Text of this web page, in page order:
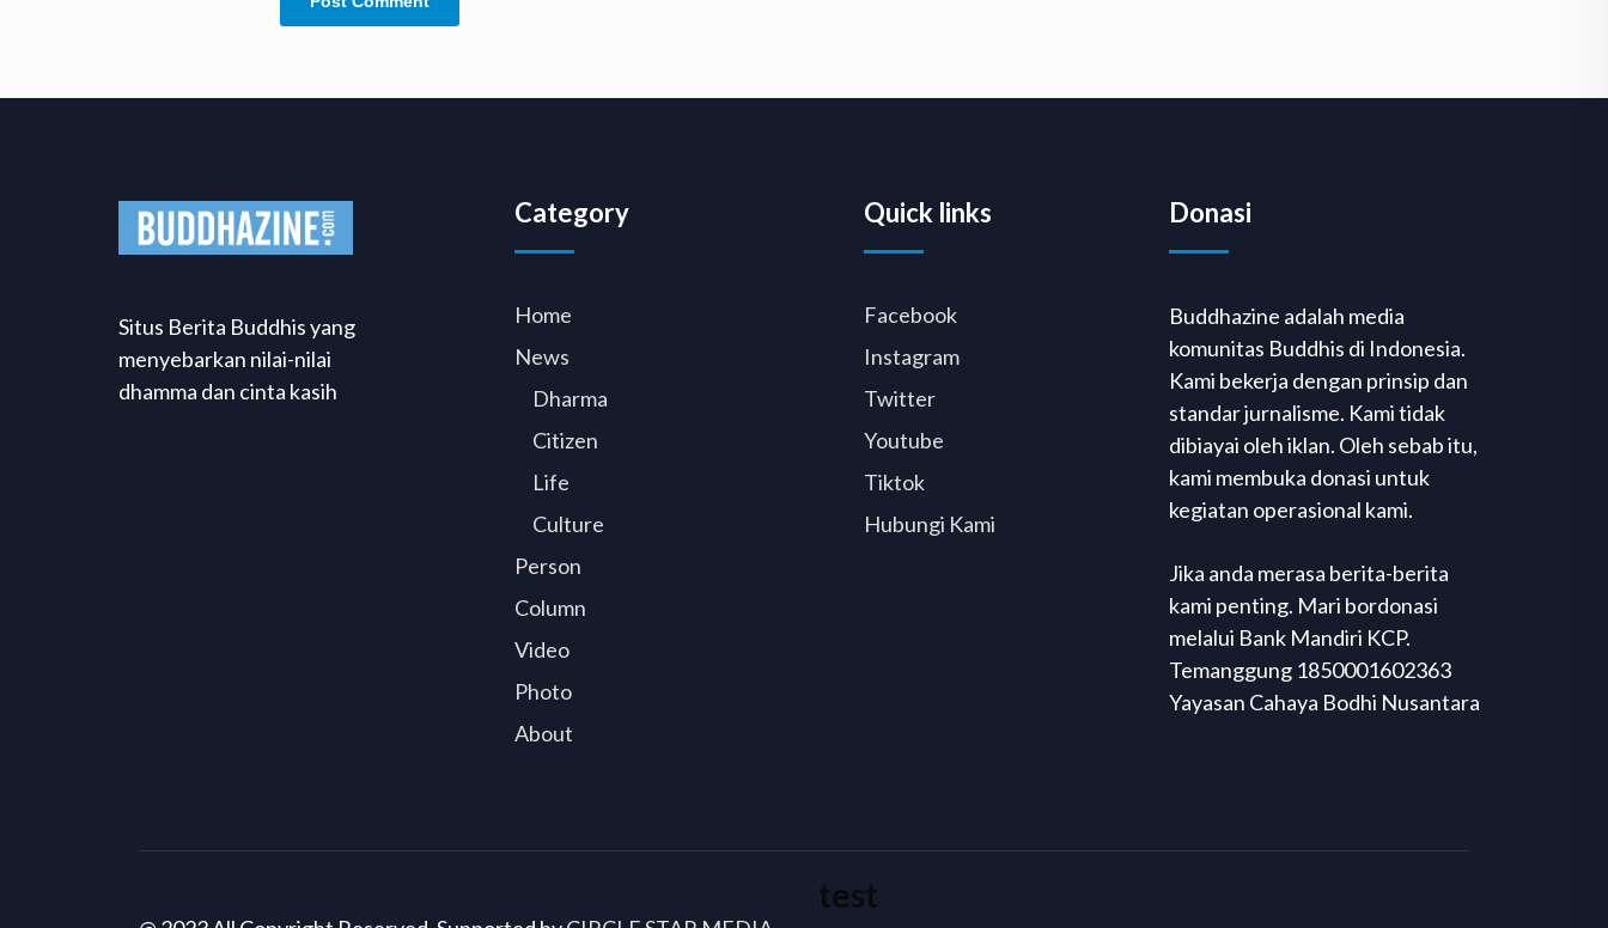
Situs Berita Buddhis yang
menyebarkan nilai-nilai
dhamma dan cinta kasih
Category
Home
News
Dharma
Citizen
Life
Culture
Person
Column
Video
Photo
About
Quick links
Facebook
Instagram
Twitter
Youtube
Tiktok
Hubungi Kami
Donasi
Buddhazine adalah media
komunitas Buddhis di Indonesia.
Kami bekerja dengan prinsip dan
standar jurnalisme. Kami tidak
dibiayai oleh iklan. Oleh sebab itu,
kami membuka donasi untuk
kegiatan operasional kami.
Jika anda merasa berita-berita
kami penting. Mari bordonasi
melalui Bank Mandiri KCP.
Temanggung 1850001602363
Yayasan Cahaya Bodhi Nusantara
test